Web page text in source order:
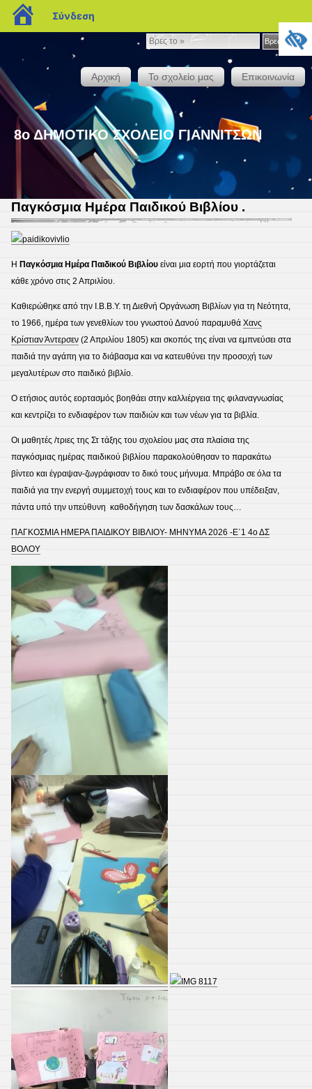
Βρες
»
Βρες το »
Αρχική Το σχολείο μας Επικοινωνία
8ο ΔΗΜΟΤΙΚΟ ΣΧΟΛΕΙΟ ΓΙΑΝΝΙΤΣΩΝ
Παγκόσμια Ημέρα Παιδικού Βιβλίου .
Η Παγκόσμια Ημέρα Παιδικού Βιβλίου είναι μια εορτή που γιορτάζεται
κάθε χρόνο στις 2 Απριλίου.
Καθιερώθηκε από την Ι.Β.Β.Υ. τη Διεθνή Οργάνωση Βιβλίων για τη Νεότητα,
το 1966, ημέρα των γενεθλίων του γνωστού Δανού παραμυθά Χανς
Κρίστιαν Άντερσεν (2 Απριλίου 1805) και σκοπός της είναι να εμπνεύσει στα
παιδιά την αγάπη για το διάβασμα και να κατευθύνει την προσοχή των
μεγαλυτέρων στο παιδικό βιβλίο.
Ο ετήσιος αυτός εορτασμός βοηθάει στην καλλιέργεια της φιλαναγνωσίας
και κεντρίζει το ενδιαφέρον των παιδιών και των νέων για τα βιβλία.
Οι μαθητές /τριες της Στ τάξης του σχολείου μας στα πλαίσια της
παγκόσμιας ημέρας παιδικού βιβλίου παρακολούθησαν το παρακάτω
βίντεο και έγραψαν-ζωγράφισαν το δικό τους μήνυμα. Μπράβο σε όλα τα
παιδιά για την ενεργή συμμετοχή τους και το ενδιαφέρον που υπέδειξαν,
πάντα υπό την υπεύθυνη καθοδήγηση των δασκάλων τους…
ΠΑΓΚΟΣΜΙΑ ΗΜΕΡΑ ΠΑΙΔΙΚΟΥ ΒΙΒΛΙΟΥ- ΜΗΝΥΜΑ 2026 -Ε΄1 4ο ΔΣ
ΒΟΛΟΥ
blogs.sch.gr
Σύνδεση